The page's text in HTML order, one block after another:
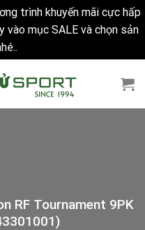
trình khuyến mãi cực hấp
mục SALE và chọn sản
RF Tournament 9PK